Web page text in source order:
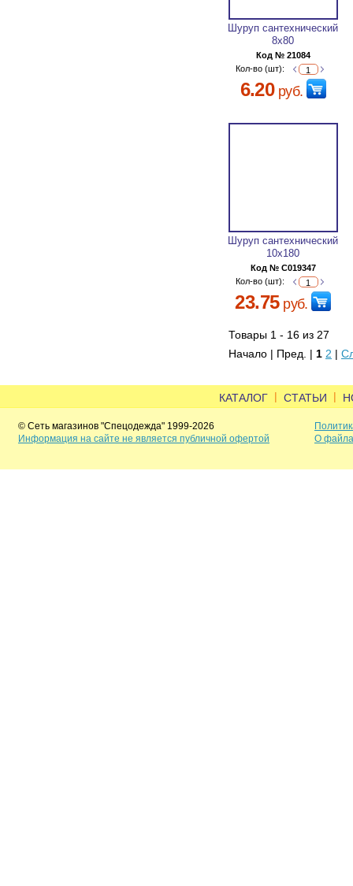
Шуруп сантехнический
8х80
Код № 21084
Кол-во (шт):
6.20руб.
Шуруп сантехнический
10х180
Код № C019347
Кол-во (шт):
23.75руб.
Товары 1 - 16 из 27
Начало | Пред. | 1 2 |
КАТАЛОГ | СТАТЬИ |
© Сеть магазинов "Спецодежда" 1999-2026
Информация на сайте не является публичной офертой
О